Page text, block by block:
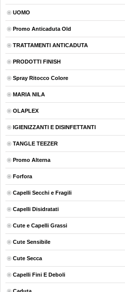
UOMO
Promo Anticaduta Old
TRATTAMENTI ANTICADUTA
PRODOTTI FINISH
Spray Ritocco Colore
MARIA NILA
OLAPLEX
IGIENIZZANTI E DISINFETTANTI
TANGLE TEEZER
Promo Alterna
Forfora
Capelli Secchi e Fragili
Capelli Disidratati
Cute e Capelli Grassi
Cute Sensibile
Cute Secca
Capelli Fini E Deboli